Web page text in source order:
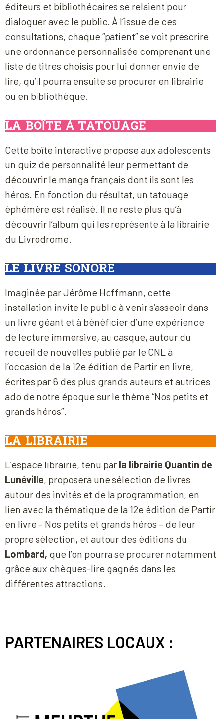
éditeurs et bibliothécaires se relaient pour
dialoguer avec le public. À l’issue de ces
consultations, chaque “patient” se voit prescrire
une ordonnance personnalisée comprenant une
liste de titres choisis pour lui donner envie de
lire, qu’il pourra ensuite se procurer en librairie
ou en bibliothèque.
LA BOÎTE À TATOUAGE
Cette boîte interactive propose aux adolescents
un quiz de personnalité leur permettant de
découvrir le manga français dont ils sont les
héros. En fonction du résultat, un tatouage
éphémère est réalisé. Il ne reste plus qu’à
découvrir l’album qui les représente à la librairie
du Livrodrome.
LE LIVRE SONORE
Imaginée parJérôme Hoffmann, cette
installation invite le public à venir s’asseoir dans
un livre géant et à bénéficier d’une expérience
de lecture immersive, au casque, autour du
recueil de nouvelles publié par le CNL à
l’occasion de la 12e édition de Partir en livre,
écrites par 6 des plus grands auteurs et autrices
ado de notre époque sur le thème “Nos petits et
grands héros”.
LA LIBRAIRIE
L’espace librairie, tenu par la librairie Quantin de
Lunéville, proposera une sélection de livres
autour des invités et de la programmation, en
lien avec la thématique de la 12e édition de Partir
en livre – Nos petits et grands héros – de leur
propre sélection, et autour des éditions du
Lombard, que l’on pourra se procurer notamment
grâce aux chèques-lire gagnés dans les
différentes attractions.
PARTENAIRES LOCAUX :